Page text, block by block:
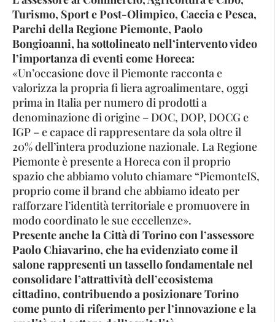
Turismo, Sport e Post-Olimpico, Caccia e Pesca,
Parchi della Regione Piemonte, Paolo
Bongioanni, ha sottolineato nell’intervento video
l’importanza di eventi come Horeca:
«Un’occasione dove il Piemonte racconta e
valorizza la propria fi liera agroalimentare, oggi
prima in Italia per numero di prodotti a
denominazione di origine – DOC, DOP, DOCG e
IGP – e capace di rappresentare da sola oltre il
20% dell’intera produzione nazionale. La Regione
Piemonte è presente a Horeca con il proprio
spazio che abbiamo voluto chiamare “PiemonteIS,
proprio come il brand che abbiamo ideato per
rafforzare l’identità territoriale e promuovere in
modo coordinato le sue eccellenze».
Presente anche la Città di Torino con l’assessore
Paolo Chiavarino, che ha evidenziato come il
salone rappresenti un tassello fondamentale nel
consolidare l’attrattività dell’ecosistema
cittadino, contribuendo a posizionare Torino
come punto di riferimento per l’innovazione e la